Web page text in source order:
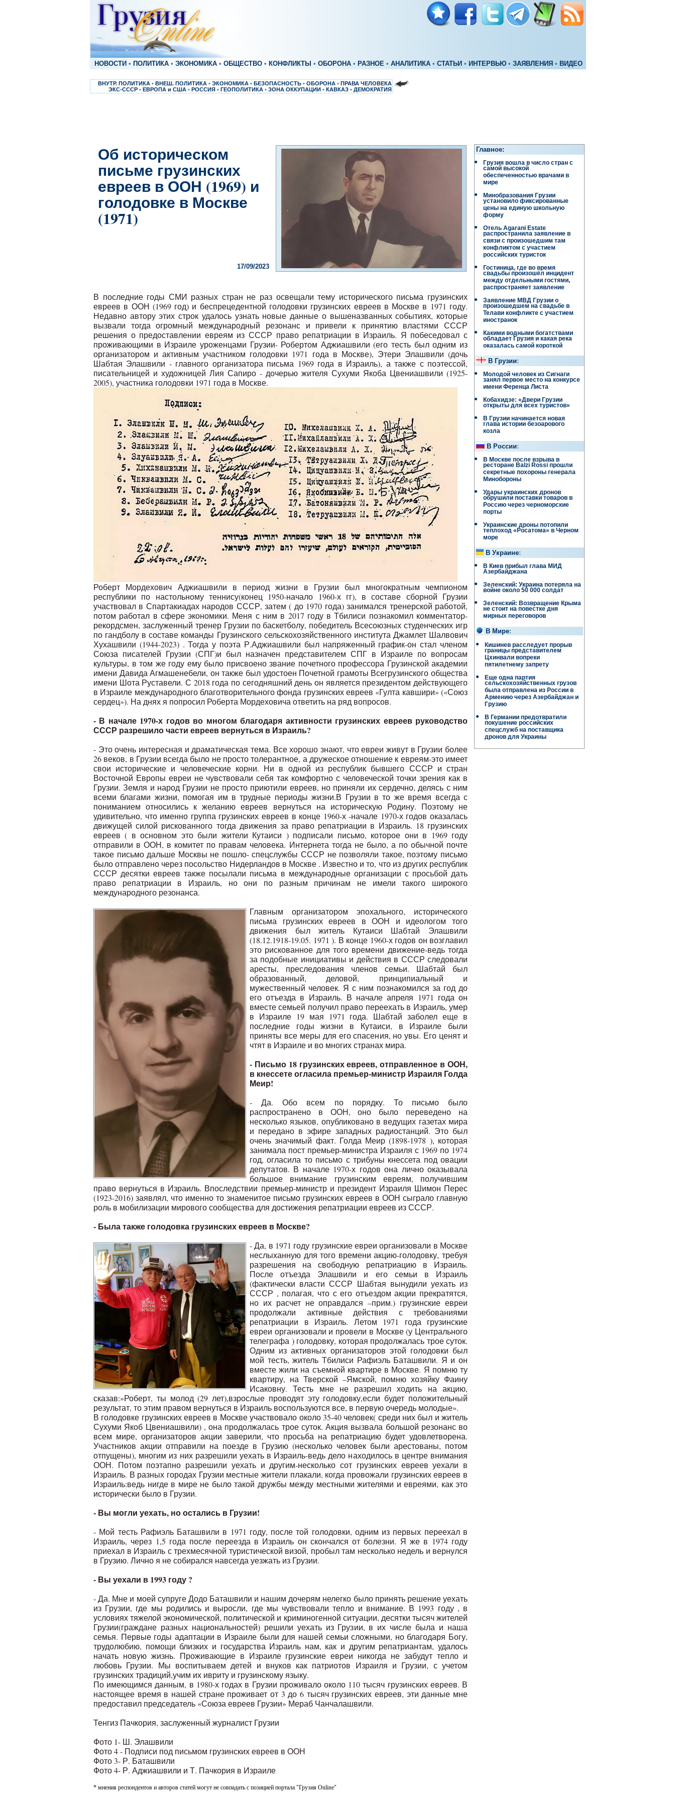
НОВОСТИ • ПОЛИТИКА • ЭКОНОМИКА • ОБЩЕСТВО • КОНФЛИКТЫ • ОБОРОНА • РАЗНОЕ • АНАЛИТИКА • СТАТЬИ • ИНТЕРВЬЮ • ЗАЯВЛЕНИЯ • ВИДЕО
ВНУТР. ПОЛИТИКА • ВНЕШ. ПОЛИТИКА • ЭКОНОМИКА • БЕЗОПАСНОСТЬ • ОБОРОНА • ПРАВА ЧЕЛОВЕКА
ЭКС-СССР • ЕВРОПА и США • РОССИЯ • ГЕОПОЛИТИКА • ЗОНА ОККУПАЦИИ • КАВКАЗ • ДЕМОКРАТИЯ
Об историческом
письме грузинских
евреев в ООН (1969) и
голодовке в Москве
(1971)
17/09/2023
В последние годы СМИ разных стран не раз освещали тему исторического письма грузинских
евреев в ООН (1969 год) и беспрецедентной голодовки грузинских евреев в Москве в 1971 году.
Недавно автору этих строк удалось узнать новые данные о вышеназванных событиях, которые
вызвали тогда огромный международный резонанс и привели к принятию властями СССР
решения о предоставлении евреям из СССР право репатриации в Израиль. Я побеседовал с
проживающими в Израиле уроженцами Грузии- Робертом Аджиашвили (его тесть был одним из
организатором и активным участником голодовки 1971 года в Москве), Этери Элашвили (дочь
Шабтая Элашвили - главного организатора письма 1969 года в Израиль), а также с поэтессой,
писательницей и художницей Лия Сапиро - дочерью жителя Сухуми Якоба Цвениашвили (1925-
2005), участника голодовки 1971 года в Москве.
Роберт Мордехович Аджиашвили в период жизни в Грузии был многократным чемпионом
республики по настольному теннису(конец 1950-начало 1960-х гг), в составе сборной Грузии
участвовал в Спартакиадах народов СССР, затем ( до 1970 года) занимался тренерской работой,
потом работал в сфере экономики. Меня с ним в 2017 году в Тбилиси познакомил комментатор-
рекордсмен, заслуженный тренер Грузии по баскетболу, победитель Всесоюзных студенческих игр
по гандболу в составе команды Грузинского сельскохозяйственного института Джамлет Шалвович
Хухашвили (1944-2023) . Тогда у поэта Р.Аджиашвили был напряженный график-он стал членом
Союза писателей Грузии (СПГ)и был назначен представителем СПГ в Израиле по вопросам
культуры, в том же году ему было присвоено звание почетного профессора Грузинской академии
имени Давида Агмашенебели, он также был удостоен Почетной грамоты Всегрузинского общества
имени Шота Руставели. С 2018 года по сегодняшний день он является президентом действующего
в Израиле международного благотворительного фонда грузинских евреев «Гулта кавшири» («Союз
сердец»). На днях я попросил Роберта Мордеховича ответить на ряд вопросов.
- В начале 1970-х годов во многом благодаря активности грузинских евреев руководство
СССР разрешило части евреев вернуться в Израиль?
- Это очень интересная и драматическая тема. Все хорошо знают, что евреи живут в Грузии более
26 веков, в Грузии всегда было не просто толерантное, а дружеское отношение к евреям-это имеет
свои исторические и человеческие корни. Ни в одной из республик бывшего СССР и стран
Восточной Европы евреи не чувствовали себя так комфортно с человеческой точки зрения как в
Грузии. Земля и народ Грузии не просто приютили евреев, но приняли их сердечно, делясь с ним
всеми благами жизни, помогая им в трудные периоды жизни.В Грузии в то же время всегда с
пониманием относились к желанию евреев вернуться на историческую Родину. Поэтому не
удивительно, что именно группа грузинских евреев в конце 1960-х -начале 1970-х годов оказалась
движущей силой рискованного тогда движения за право репатриации в Израиль. 18 грузинских
евреев ( в основном это были жители Кутаиси ) подписали письмо, которое они в 1969 году
отправили в ООН, в комитет по правам человека. Интернета тогда не было, а по обычной почте
такое письмо дальше Москвы не пошло- спецслужбы СССР не позволяли такое, поэтому письмо
было отправлено через посольство Нидерландов в Москве . Известно и то, что из других республик
СССР десятки евреев также посылали письма в международные организации с просьбой дать
право репатриации в Израиль, но они по разным причинам не имели такого широкого
международного резонанса.
Главным организатором эпохального, исторического
письма грузинских евреев в ООН и идеологом того
движения был житель Кутаиси Шабтай Элашвили
(18.12.1918-19.05. 1971 ). В конце 1960-х годов он возглавил
это рискованное для того времени движение-ведь тогда
за подобные инициативы и действия в СССР следовали
аресты, преследования членов семьи. Шабтай был
образованный, деловой, принципиальный и
мужественный человек. Я с ним познакомился за год до
его отъезда в Израиль. В начале апреля 1971 года он
вместе семьей получил право переехать в Израиль, умер
в Израиле 19 мая 1971 года. Шабтай заболел еще в
последние годы жизни в Кутаиси, в Израиле были
приняты все меры для его спасения, но увы. Его ценят и
чтят в Израиле и во многих странах мира.
- Письмо 18 грузинских евреев, отправленное в ООН,
в кнессете огласила премьер-министр Израиля Голда
Меир!
- Да. Обо всем по порядку. То письмо было
распространено в ООН, оно было переведено на
несколько языков, опубликовано в ведущих газетах мира
и передано в эфире западных радиостанций. Это был
очень значимый факт. Голда Меир (1898-1978 ), которая
занимала пост премьер-министра Израиля с 1969 по 1974
год, огласила то письмо с трибуны кнессета под овации
депутатов. В начале 1970-х годов она лично оказывала
большое внимание грузинским евреям, получившим
право вернуться в Израиль. Впоследствии премьер-министр и президент Израиля Шимон Перес
(1923-2016) заявлял, что именно то знаменитое письмо грузинских евреев в ООН сыграло главную
роль в мобилизации мирового сообщества для достижения репатриации евреев из СССР.
- Была также голодовка грузинских евреев в Москве?
- Да, в 1971 году грузинские евреи организовали в Москве
неслыханную для того времени акцию-голодовку, требуя
разрешения на свободную репатриацию в Израиль.
После отъезда Элашвили и его семьи в Израиль
(фактически власти СССР Шабтая вынудили уехать из
СССР , полагая, что с его отъездом акции прекратятся,
но их расчет не оправдался –прим.) грузинские евреи
продолжали активные действия с требованиями
репатриации в Израиль. Летом 1971 года грузинские
евреи организовали и провели в Москве (у Центрального
телеграфа ) голодовку, которая продолжалась трое суток.
Одним из активных организаторов этой голодовки был
мой тесть, житель Тбилиси Рафиэль Баташвили. Я и он
вместе жили на съемной квартире в Москве. Я помню ту
квартиру, на Тверской –Ямской, помню хозяйку Фаину
Исаковну. Тесть мне не разрешил ходить на акцию,
сказав:»Роберт, ты молод (29 лет),взрослые проводят эту голодовку,если будет положительный
результат, то этим правом вернуться в Израиль воспользуются все, в первую очередь молодые».
В голодовке грузинских евреев в Москве участвовало около 35-40 человек( среди них был и житель
Сухуми Якоб Цвениашвили) , она продолжалась трое суток. Акция вызвала большой резонанс во
всем мире, организаторов акции заверили, что просьба на репатриацию будет удовлетворена.
Участников акции отправили на поезде в Грузию (несколько человек были арестованы, потом
отпущены), многим из них разрешили уехать в Израиль-ведь дело находилось в центре внимания
ООН. Потом поэтапно разрешили уехать и другим-несколько сот грузинских евреев уехали в
Израиль. В разных городах Грузии местные жители плакали, когда провожали грузинских евреев в
Израиль:ведь нигде в мире не было такой дружбы между местными жителями и евреями, как это
исторически было в Грузии.
- Вы могли уехать, но остались в Грузии!
- Мой тесть Рафиэль Баташвили в 1971 году, после той голодовки, одним из первых переехал в
Израиль, через 1,5 года после переезда в Израиль он скончался от болезни. Я же в 1974 году
приехал в Израиль с трехмесячной туристической визой, пробыл там несколько недель и вернулся
в Грузию. Лично я не собирался навсегда уезжать из Грузии.
- Вы уехали в 1993 году ?
- Да. Мне и моей супруге Додо Баташвили и нашим дочерям нелегко было принять решение уехать
из Грузии, где мы родились и выросли, где мы чувствовали тепло и внимание. В 1993 году , в
условиях тяжелой экономической, политической и криминогенной ситуации, десятки тысяч жителей
Грузии(граждане разных национальностей) решили уехать из Грузии, в их числе была и наша
семья. Первые годы адаптации в Израиле были для нашей семьи сложными, но благодаря Богу,
трудолюбию, помощи близких и государства Израиль нам, как и другим репатриантам, удалось
начать новую жизнь. Проживающие в Израиле грузинские евреи никогда не забудут тепло и
любовь Грузии. Мы воспитываем детей и внуков как патриотов Израиля и Грузии, с учетом
грузинских традиций,учим их ивриту и грузинскому языку.
По имеющимся данным, в 1980-х годах в Грузии проживало около 110 тысяч грузинских евреев. В
настоящее время в нашей стране проживает от 3 до 6 тысяч грузинских евреев, эти данные мне
предоставил председатель «Союза евреев Грузии» Мераб Чанчалашвили.
Тенгиз Пачкория, заслуженный журналист Грузии
Фото 1- Ш. Элашвили
Фото 4 - Подписи под письмом грузинских евреев в ООН
Фото 3- Р. Баташвили
Фото 4- Р. Аджиашвили и Т. Пачкория в Израиле
* мнения респондентов и авторов статей могут не совпадать с позицией портала "Грузия Online"
Главное:
Грузия вошла в число стран с
самой высокой
обеспеченностью врачами в
мире
Минобразования Грузии
установило фиксированные
цены на единую школьную
форму
Отель Agarani Estate
распространила заявление в
связи с произошедшим там
конфликтом с участием
российских туристок
Гостиница, где во время
свадьбы произошёл инцидент
между отдельными гостями,
распространяет заявление
Заявление МВД Грузии о
произошедшем на свадьбе в
Телави конфликте с участием
иностранок
Какими водными богатствами
обладает Грузия и какая река
оказалась самой короткой
В Грузии:
Молодой человек из Сигнаги
занял первое место на конкурсе
имени Ференца Листа
Кобахидзе: «Двери Грузии
открыты для всех туристов»
В Грузии начинается новая
глава истории безоарового
козла
В России:
В Москве после взрыва в
ресторане Balzi Rossi прошли
секретные похороны генерала
Минобороны
Удары украинских дронов
обрушили поставки товаров в
Россию через черноморские
порты
Украинские дроны потопили
теплоход «Росатома» в Черном
море
В Украине:
В Киев прибыл глава МИД
Азербайджана
Зеленский: Украина потеряла на
войне около 50 000 солдат
Зеленский: Возвращение Крыма
не стоит на повестке дня
мирных переговоров
В Мире:
Кишинев расследует прорыв
границы представителем
Цхинвали вопреки
пятилетнему запрету
Еще одна партия
сельскохозяйственных грузов
была отправлена ​​из России в
Армению через Азербайджан и
Грузию
В Германии предотвратили
покушение российских
спецслужб на поставщика
дронов для Украины